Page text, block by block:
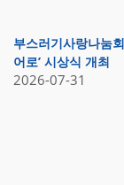
부스러기사랑나눔
어로’ 시상식 개최
2026-07-31